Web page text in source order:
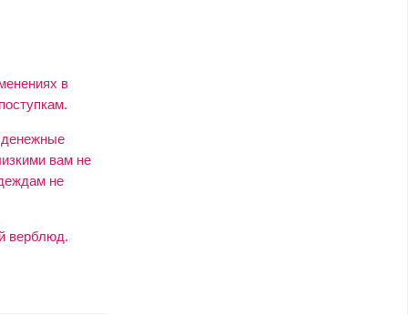
в
денежные
вам не
не
верблюд.